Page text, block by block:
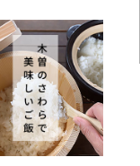
江戸箒の違い NEW
特徴 NEW
特徴 NEW
す暮らしの基
NEW